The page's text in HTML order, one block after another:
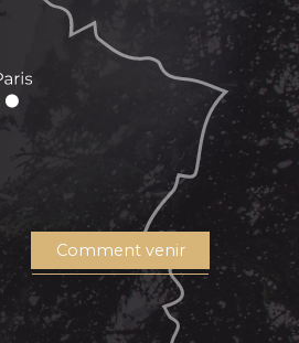
Comment venir